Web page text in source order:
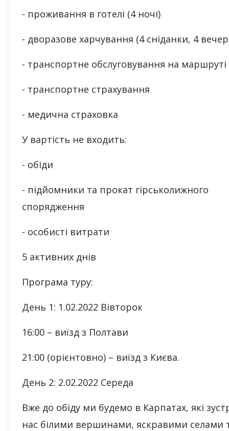
- проживання в готелі (4 ночі)
- дворазове харчування (4 сніданки, 4
- транспортне обслуговування на маршруті
- транспортне страхування
- медична страховка
У вартість не входить:
- обіди
- підйомники та прокат гірськолижного
спорядження
- особисті витрати
5 активних днів
Програма туру:
День 1: 1.02.2022 Вівторок
16:00 – виїзд з Полтави
21:00 (орієнтовно) – виїзд з Києва.
День 2: 2.02.2022 Середа
Вже до обіду ми будемо в Карпатах, які
нас білими вершинами, яскравими селами